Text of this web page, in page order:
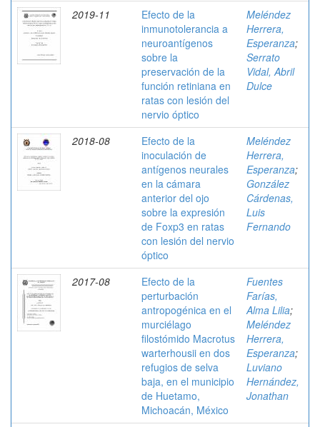
2019-11
Efecto de la
inmunotolerancia a
neuroantígenos
sobre la
preservación de la
función retiniana en
ratas con lesión del
nervio óptico
Meléndez
Herrera,
Esperanza;
Serrato
Vidal, Abril
Dulce
2018-08
Efecto de la
inoculación de
antígenos neurales
en la cámara
anterior del ojo
sobre la expresión
de Foxp3 en ratas
con lesión del nervio
óptico
Meléndez
Herrera,
Esperanza;
González
Cárdenas,
Luis
Fernando
2017-08
Efecto de la
perturbación
antropogénica en el
murciélago
filostómido Macrotus
warterhousii en dos
refugios de selva
baja, en el municipio
de Huetamo,
Michoacán, México
Fuentes
Farías,
Alma Lilia;
Meléndez
Herrera,
Esperanza;
Luviano
Hernández,
Jonathan